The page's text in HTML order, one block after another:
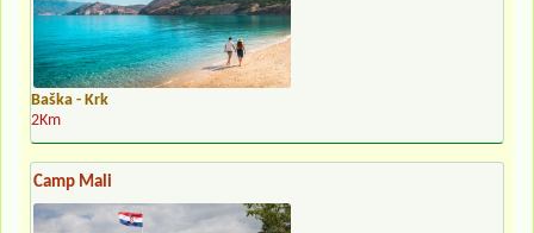
Baška - Krk
2Km
Camp Mali